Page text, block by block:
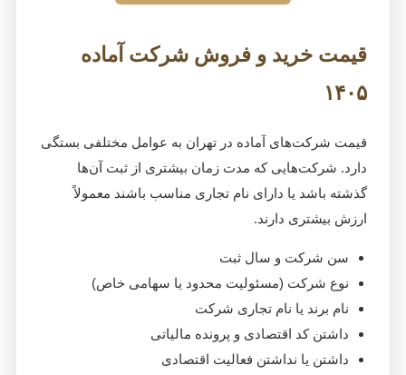
قیمت خرید و فروش شرکت آماده
۱۴۰۵
قیمت شرکت‌های آماده در تهران به عوامل مختلفی بستگی
دارد. شرکت‌هایی که مدت زمان بیشتری از ثبت آن‌ها
گذشته باشد یا دارای نام تجاری مناسب باشند معمولاً
ارزش بیشتری دارند.
سن شرکت و سال ثبت
نوع شرکت (مسئولیت محدود یا سهامی خاص)
نام برند یا نام تجاری شرکت
داشتن کد اقتصادی و پرونده مالیاتی
داشتن یا نداشتن فعالیت اقتصادی